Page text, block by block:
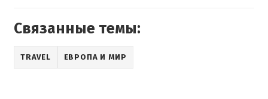
Связанные темы:
TRAVEL ЕВРОПА И МИР